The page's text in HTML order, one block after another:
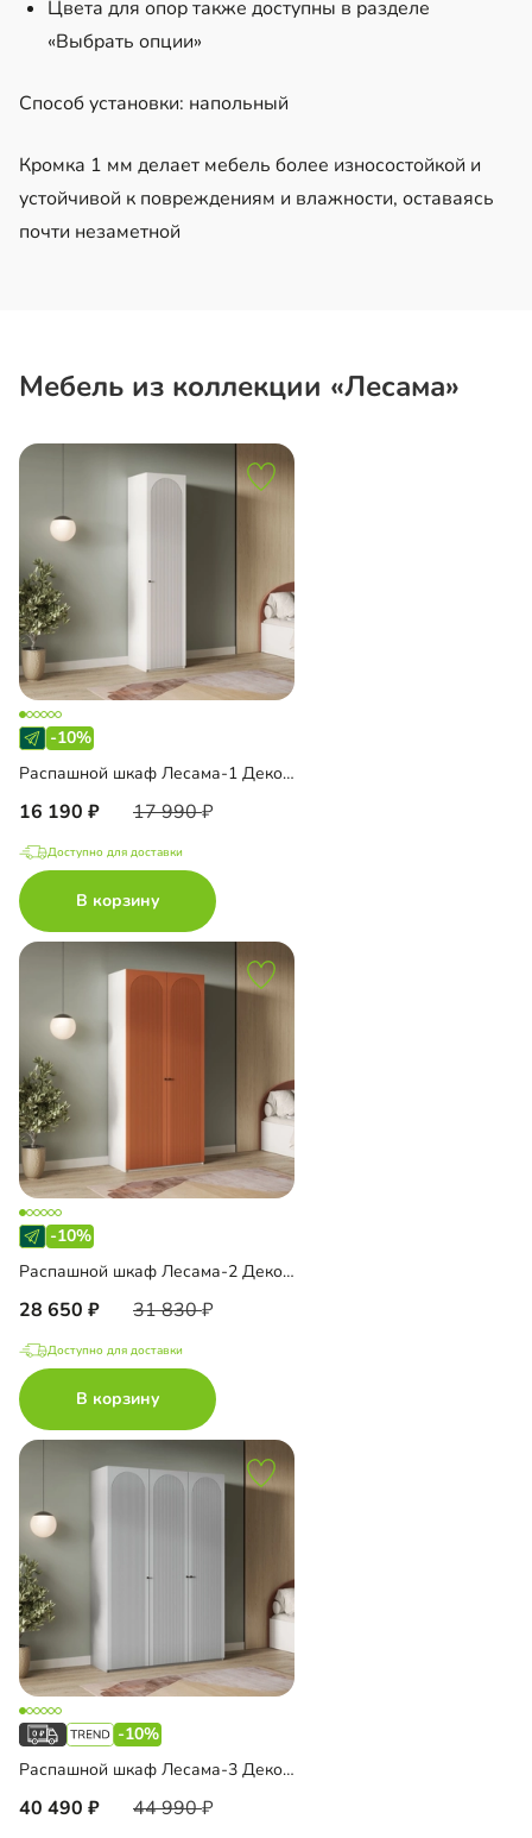
Цвета для опор также доступны в разделе
«Выбрать опции»
Способ установки: напольный
Кромка 1 мм делает мебель более износостойкой и
устойчивой к повреждениям и влажности, оставаясь
почти незаметной
Мебель из коллекции «Лесама»
-10%
Распашной шкаф Лесама-1 Декор 1
16 190 17 990
Доступно для доставки
В корзину
-10%
Распашной шкаф Лесама-2 Декор 1
28 650 31 830
Доступно для доставки
В корзину
-10%
Распашной шкаф Лесама-3 Декор 1
40 490 44 990